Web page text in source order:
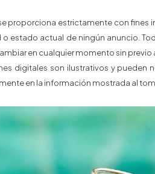
proporciona estrictamente con
estado actual de ningún anuncio.
en cualquier momento sin previo
digitales son ilustrativos y
en la información mostrada al